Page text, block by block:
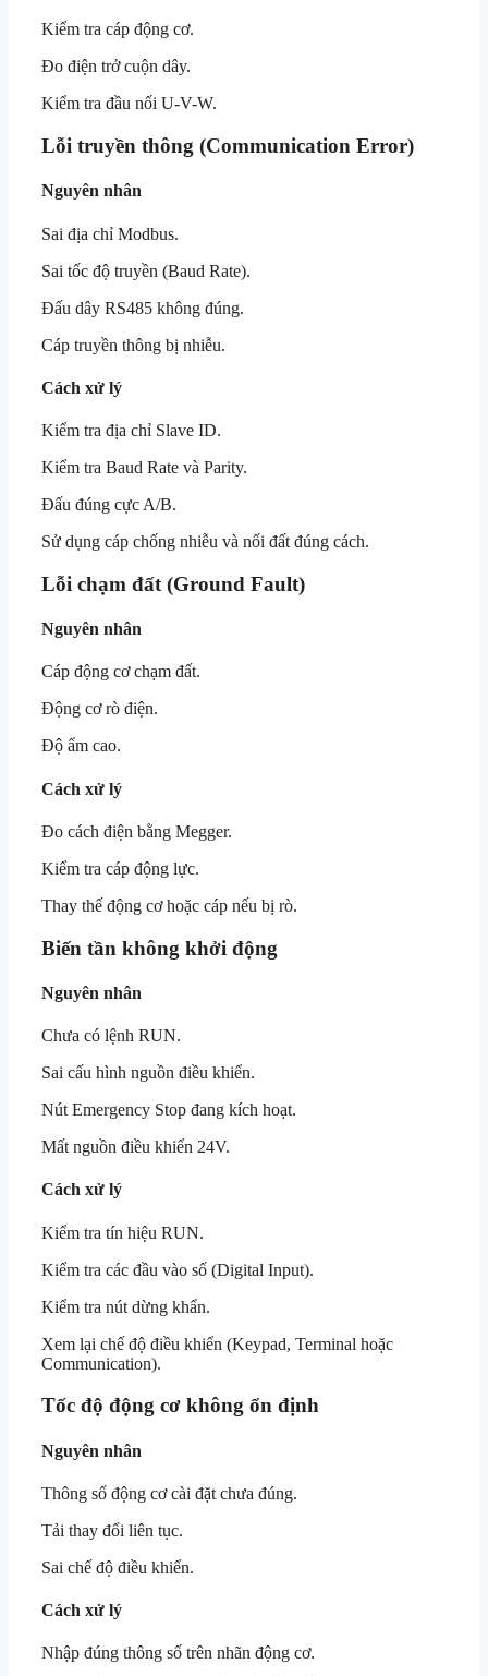
Kiểm tra cáp động cơ.
Đo điện trở cuộn dây.
Kiểm tra đầu nối U-V-W.
Lỗi truyền thông (Communication Error)
Nguyên nhân
Sai địa chỉ Modbus.
Sai tốc độ truyền (Baud Rate).
Đấu dây RS485 không đúng.
Cáp truyền thông bị nhiễu.
Cách xử lý
Kiểm tra địa chỉ Slave ID.
Kiểm tra Baud Rate và Parity.
Đấu đúng cực A/B.
Sử dụng cáp chống nhiễu và nối đất đúng cách.
Lỗi chạm đất (Ground Fault)
Nguyên nhân
Cáp động cơ chạm đất.
Động cơ rò điện.
Độ ẩm cao.
Cách xử lý
Đo cách điện bằng Megger.
Kiểm tra cáp động lực.
Thay thế động cơ hoặc cáp nếu bị rò.
Biến tần không khởi động
Nguyên nhân
Chưa có lệnh RUN.
Sai cấu hình nguồn điều khiển.
Nút Emergency Stop đang kích hoạt.
Mất nguồn điều khiển 24V.
Cách xử lý
Kiểm tra tín hiệu RUN.
Kiểm tra các đầu vào số (Digital Input).
Kiểm tra nút dừng khẩn.
Xem lại chế độ điều khiển (Keypad, Terminal hoặc
Communication).
Tốc độ động cơ không ổn định
Nguyên nhân
Thông số động cơ cài đặt chưa đúng.
Tải thay đổi liên tục.
Sai chế độ điều khiển.
Cách xử lý
Nhập đúng thông số trên nhãn động cơ.